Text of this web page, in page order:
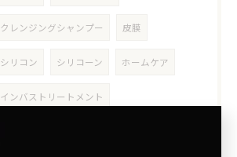
クレンジングシャンプー 皮膜
シリコン シリコーン ホームケア
インバストリートメント